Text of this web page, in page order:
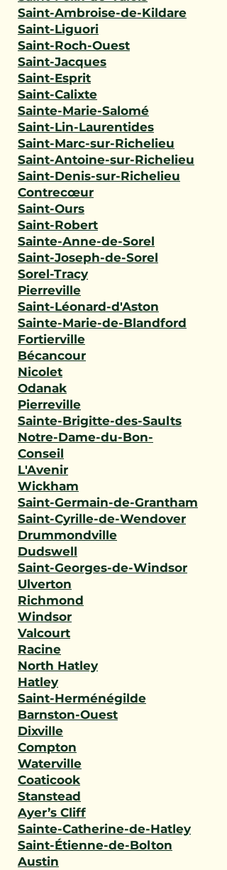
Saint-Ambroise-de-Kildare
Saint-Liguori
Saint-Roch-Ouest
Saint-Jacques
Saint-Esprit
Saint-Calixte
Sainte-Marie-Salomé
Saint-Lin-Laurentides
Saint-Marc-sur-Richelieu
Saint-Antoine-sur-Richelieu
Saint-Denis-sur-Richelieu
Contrecœur
Saint-Ours
Saint-Robert
Sainte-Anne-de-Sorel
Saint-Joseph-de-Sorel
Sorel-Tracy
Pierreville
Saint-Léonard-d'Aston
Sainte-Marie-de-Blandford
Fortierville
Bécancour
Nicolet
Odanak
Pierreville
Sainte-Brigitte-des-Saults
Notre-Dame-du-Bon-
Conseil
L'Avenir
Wickham
Saint-Germain-de-Grantham
Saint-Cyrille-de-Wendover
Drummondville
Dudswell
Saint-Georges-de-Windsor
Ulverton
Richmond
Windsor
Valcourt
Racine
North Hatley
Hatley
Saint-Herménégilde
Barnston-Ouest
Dixville
Compton
Waterville
Coaticook
Stanstead
Ayer’s Cliff
Sainte-Catherine-de-Hatley
Saint-Étienne-de-Bolton
Austin